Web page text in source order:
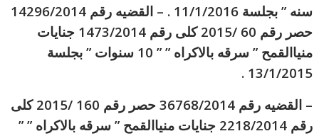
سنه ” بجلسة 11/1/2016 . – القضيه رقم 14296/2014
حصر رقم 60 /2015 كلى رقم 1473/2014 جنايات
منياالقمح ” سرقه بالاكراه ” ” 10 سنوات ” بجلسة
13/1/2015 .
– القضيه رقم 36768/2014 حصر رقم 160 /2015 كلى
رقم 2218/2014 جنايات منياالقمح ” سرقه بالاكراه ” ”